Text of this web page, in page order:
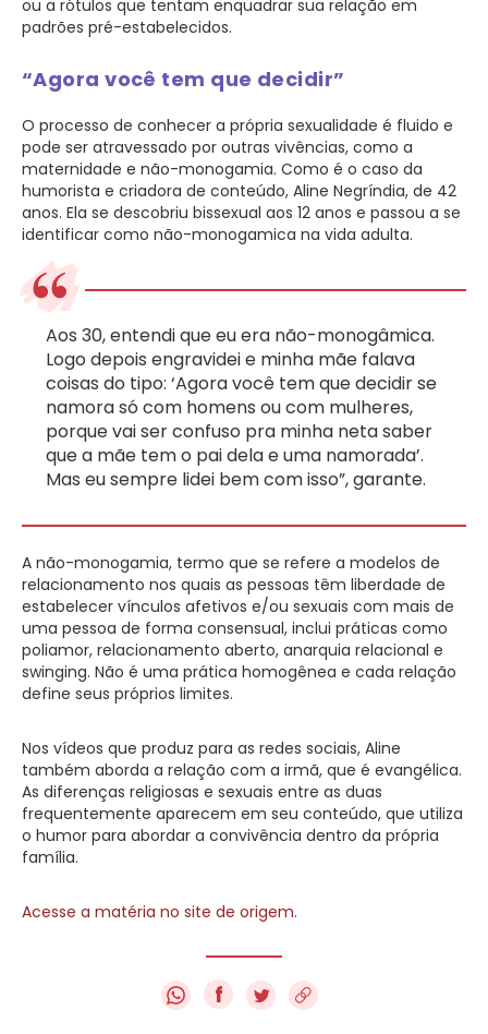
ou a rótulos que tentam enquadrar sua relação em
padrões pré-estabelecidos.
“Agora você tem que decidir”
O processo de conhecer a própria sexualidade é fluido e
pode ser atravessado por outras vivências, como a
maternidade e não-monogamia. Como é o caso da
humorista e criadora de conteúdo, Aline Negríndia, de 42
anos. Ela se descobriu bissexual aos 12 anos e passou a se
identificar como não-monogamica na vida adulta.
Aos 30, entendi que eu era não-monogâmica.
Logo depois engravidei e minha mãe falava
coisas do tipo: ‘Agora você tem que decidir se
namora só com homens ou com mulheres,
porque vai ser confuso pra minha neta saber
que a mãe tem o pai dela e uma namorada’.
Mas eu sempre lidei bem com isso”, garante.
A não-monogamia, termo que se refere a modelos de
relacionamento nos quais as pessoas têm liberdade de
estabelecer vínculos afetivos e/ou sexuais com mais de
uma pessoa de forma consensual, inclui práticas como
poliamor, relacionamento aberto, anarquia relacional e
swinging. Não é uma prática homogênea e cada relação
define seus próprios limites.
Nos vídeos que produz para as redes sociais, Aline
também aborda a relação com a irmã, que é evangélica.
As diferenças religiosas e sexuais entre as duas
frequentemente aparecem em seu conteúdo, que utiliza
o humor para abordar a convivência dentro da própria
família.
Acesse a matéria no site de origem.
f